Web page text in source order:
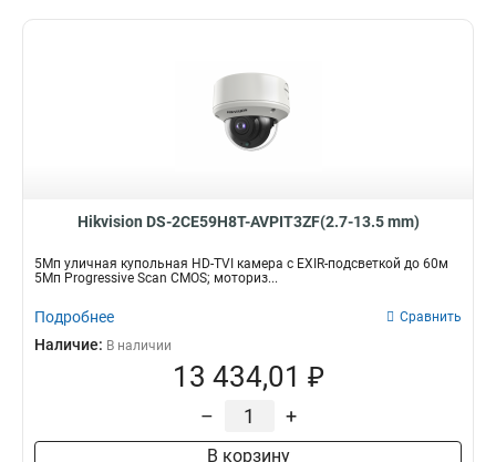
Hikvision DS-2CE59H8T-AVPIT3ZF(2.7-13.5 mm)
5Мп уличная купольная HD-TVI камера с EXIR-подсветкой до 60м
5Мп Progressive Scan CMOS; моториз...
Подробнее Сравнить
Наличие: В наличии
13 434,01 ₽
– +
В корзину